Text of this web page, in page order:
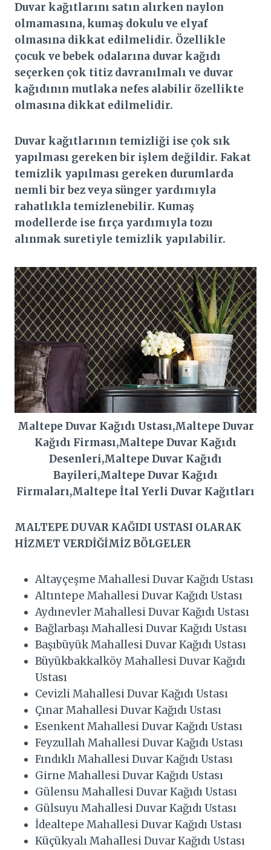
Duvar kağıtlarını satın alırken naylon
olmamasına, kumaş dokulu ve elyaf
olmasına dikkat edilmelidir. Özellikle
çocuk ve bebek odalarına duvar kağıdı
seçerken çok titiz davranılmalı ve duvar
kağıdının mutlaka nefes alabilir özellikte
olmasına dikkat edilmelidir.
Duvar kağıtlarının temizliği ise çok sık
yapılması gereken bir işlem değildir. Fakat
temizlik yapılması gereken durumlarda
nemli bir bez veya sünger yardımıyla
rahatlıkla temizlenebilir. Kumaş
modellerde ise fırça yardımıyla tozu
alınmak suretiyle temizlik yapılabilir.
Maltepe Duvar Kağıdı Ustası,Maltepe Duvar
Kağıdı Firması,Maltepe Duvar Kağıdı
Desenleri,Maltepe Duvar Kağıdı
Bayileri,Maltepe Duvar Kağıdı
Firmaları,Maltepe İtal Yerli Duvar Kağıtları
MALTEPE DUVAR KAĞIDI USTASI OLARAK
HİZMET VERDİĞİMİZ BÖLGELER
Altayçeşme Mahallesi Duvar Kağıdı Ustası
Altıntepe Mahallesi Duvar Kağıdı Ustası
Aydınevler Mahallesi Duvar Kağıdı Ustası
Bağlarbaşı Mahallesi Duvar Kağıdı Ustası
Başıbüyük Mahallesi Duvar Kağıdı Ustası
Büyükbakkalköy Mahallesi Duvar Kağıdı
Ustası
Cevizli Mahallesi Duvar Kağıdı Ustası
Çınar Mahallesi Duvar Kağıdı Ustası
Esenkent Mahallesi Duvar Kağıdı Ustası
Feyzullah Mahallesi Duvar Kağıdı Ustası
Fındıklı Mahallesi Duvar Kağıdı Ustası
Girne Mahallesi Duvar Kağıdı Ustası
Gülensu Mahallesi Duvar Kağıdı Ustası
Gülsuyu Mahallesi Duvar Kağıdı Ustası
İdealtepe Mahallesi Duvar Kağıdı Ustası
Küçükyalı Mahallesi Duvar Kağıdı Ustası